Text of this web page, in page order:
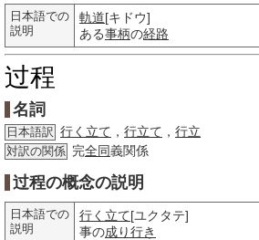
日本語での
説明
軌道[キドウ]
ある事柄の経路
过程
名詞
日本語訳 行く立て ， 行立て ， 行立
対訳の関係 完全同義関係
过程の概念の説明
日本語での
説明
行く立て[ユクタテ]
事の成り行き